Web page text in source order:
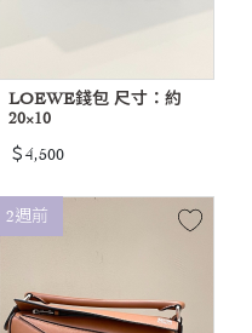
LOEWE錢包 尺寸：約
20×10
＄4,500
2週前